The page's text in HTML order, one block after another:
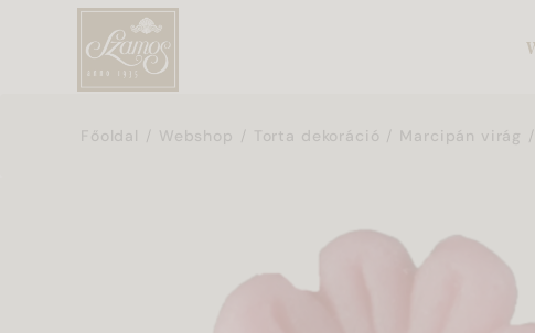
Főoldal Webshop Torta dekoráció Marcipán virág